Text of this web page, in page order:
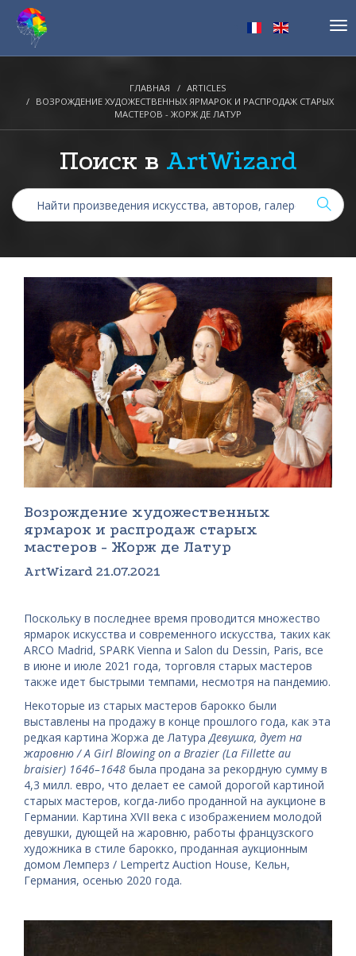
ГЛАВНАЯ
ARTICLES
ВОЗРОЖДЕНИЕ ХУДОЖЕСТВЕННЫХ ЯРМАРОК И РАСПРОДАЖ СТАРЫХ
МАСТЕРОВ - ЖОРЖ ДЕ ЛАТУР
Поиск в ArtWizard
Возрождение художественных
ярмарок и распродаж старых
мастеров - Жорж де Латур
ArtWizard 21.07.2021
Поскольку в последнее время проводится множество
ярмарок искусства и современного искусства, таких как
ARCO Madrid, SPARK Vienna и Salon du Dessin, Paris, все
в июне и июле 2021 года, торговля старых мастеров
также идет быстрыми темпами, несмотря на пандемию.
Некоторые из старых мастеров барокко были
выставлены на продажу в конце прошлого года, как эта
редкая картина Жоржа де ЛатураДевушка, дует на
жаровню / A Girl Blowing on a Brazier (La Fillette au
braisier) 1646–1648 была продана за рекордную сумму в
4,3 милл. евро, что делает ее самой дорогой картиной
старых мастеров, когда-либо проданной на аукционе в
Германии. Картина XVII века с изображением молодой
девушки, дующей на жаровню, работы французского
художника в стиле барокко, проданная аукционным
домом Лемперз / Lempertz Auction House, Кельн,
Германия, осенью 2020 года.